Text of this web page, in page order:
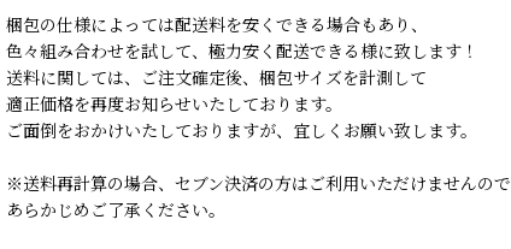
梱包の仕様によっては配送料を安くできる場合もあり、
色々組み合わせを試して、極力安く配送できる様に致します！
送料に関しては、ご注文確定後、梱包サイズを計測して
適正価格を再度お知らせいたしております。
ご面倒をおかけいたしておりますが、宜しくお願い致します。
※送料再計算の場合、セブン決済の方はご利用いただけませんので
あらかじめご了承ください。